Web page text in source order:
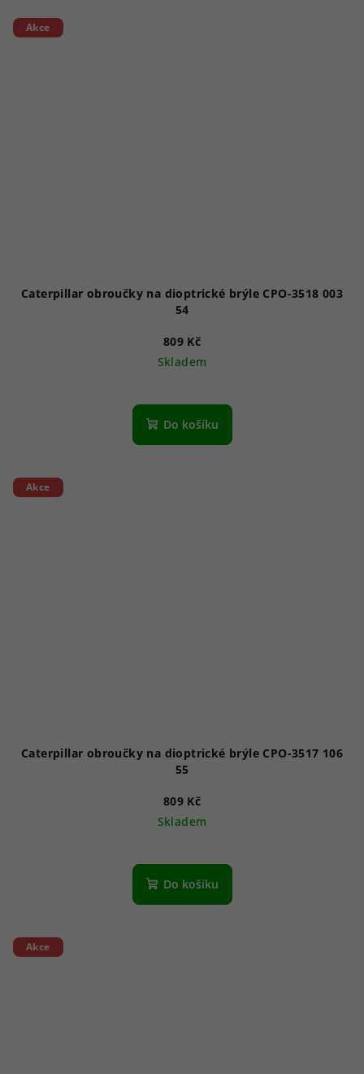
Akce
Caterpillar obroučky na dioptrické brýle CPO-3518 003
54
809 Kč
Skladem
Do košíku
Akce
Caterpillar obroučky na dioptrické brýle CPO-3517 106
55
809 Kč
Skladem
Do košíku
Akce